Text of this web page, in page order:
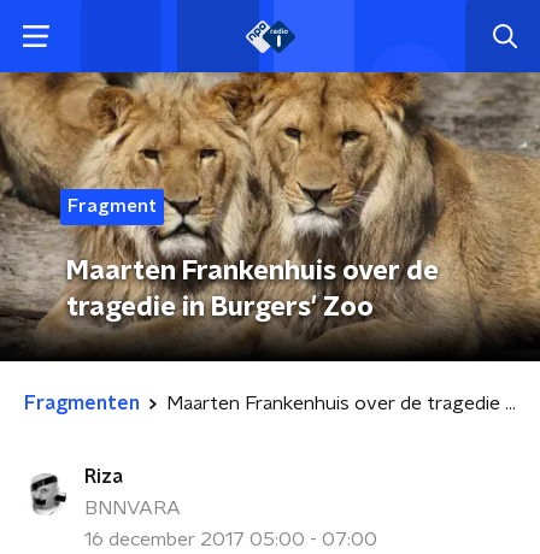
Fragment
Maarten Frankenhuis over de
tragedie in Burgers' Zoo
Fragmenten Maarten Frankenhuis over de tragedie in Burgers' Zoo
Riza
BNNVARA
16 december 2017 05:00 - 07:00